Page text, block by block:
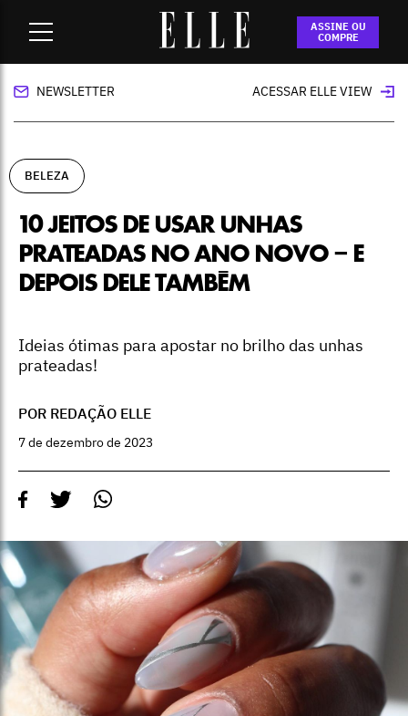
ASSINE OU
COMPRE
10 jeitos de usar unhas prateadas no Ano
Novo – e depois dele também
NEWSLETTER ACESSAR ELLE VIEW
BELEZA
10 JEITOS DE USAR UNHAS
PRATEADAS NO ANO NOVO – E
DEPOIS DELE TAMBÉM
Ideias ótimas para apostar no brilho das unhas
prateadas!
POR REDAÇÃO ELLE
7 de dezembro de 2023